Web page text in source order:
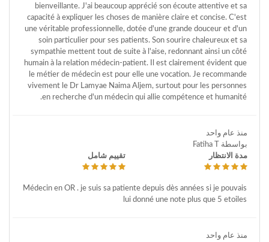
bienveillante. J'ai beaucoup apprécié son écoute attentive et sa
capacité à expliquer les choses de manière claire et concise. C'est
une véritable professionnelle, dotée d'une grande douceur et d'un
soin particulier pour ses patients. Son sourire chaleureux et sa
sympathie mettent tout de suite à l'aise, redonnant ainsi un côté
humain à la relation médecin-patient. Il est clairement évident que
le métier de médecin est pour elle une vocation. Je recommande
vivement le Dr Lamyae Naima Aljem, surtout pour les personnes
en recherche d'un médecin qui allie compétence et humanité.
منذ عام واحد
بواسطة Fatiha T
مدة الانتظار
تقييم شامل
Médecin en OR . je suis sa patiente depuis dès années si je pouvais
lui donné une note plus que 5 etoiles
منذ عام واحد